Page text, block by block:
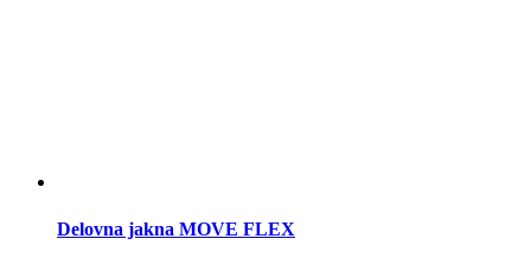
Delovna jakna MOVE FLEX